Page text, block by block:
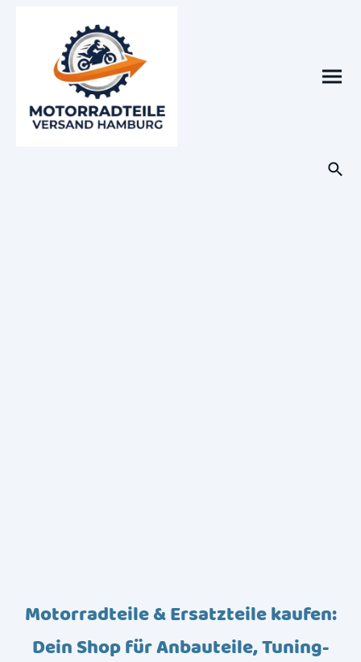
Motorradteile & Ersatzteile kaufen:
Dein Shop für Anbauteile, Tuning-